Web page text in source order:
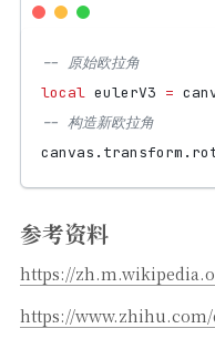
-- 原始欧拉角
local eulerV3 =
-- 构造新欧拉角
canvas.transform .
参考资料
https://
https://www.zhihu.com/